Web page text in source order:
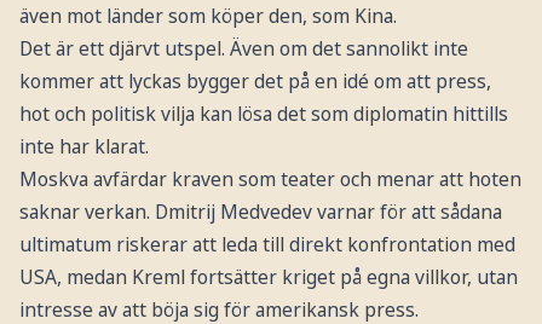
även mot länder som köper den, som Kina.
Det är ett djärvt utspel. Även om det sannolikt inte
kommer att lyckas bygger det på en idé om att press,
hot och politisk vilja kan lösa det som diplomatin hittills
inte har klarat.
Moskva avfärdar kraven som teater och menar att hoten
saknar verkan. Dmitrij Medvedev varnar för att sådana
ultimatum riskerar att leda till direkt konfrontation med
USA, medan Kreml fortsätter kriget på egna villkor, utan
intresse av att böja sig för amerikansk press.